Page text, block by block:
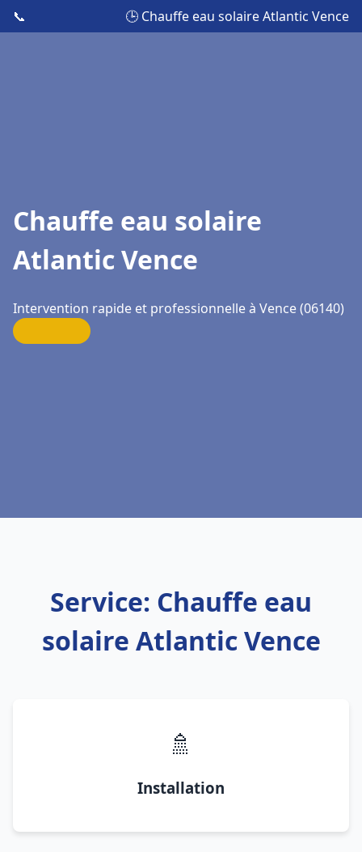
📞 🕒 Chauffe eau solaire Atlantic Vence
Chauffe eau solaire
Atlantic Vence
Intervention rapide et professionnelle à Vence (06140)
Service: Chauffe eau
solaire Atlantic Vence
🚿
Installation